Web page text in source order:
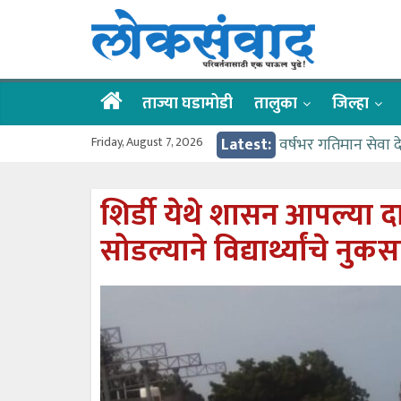
लोकसंवाद
ताज्या
घडामोडी
ताज्या घडामोडी तालुका जिल्हा
Friday, August 7, 2026 Latest: वर्षभर गतिमान
आत्मामालिक
ईच्छा आणि
आमदार आशुतोष काळे
शिर्डी येथे शासन आपल्या
सोडल्याने विद्यार्थ्यांचे